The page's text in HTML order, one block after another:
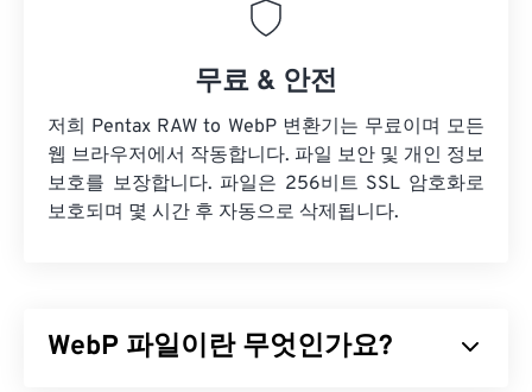
무료 & 안전
저희 Pentax RAW to WebP 변환기는 무료이며 모든
웹 브라우저에서 작동합니다. 파일 보안 및 개인 정보
보호를 보장합니다. 파일은 256비트 SSL 암호화로
보호되며 몇 시간 후 자동으로 삭제됩니다.
WebP 파일이란 무엇인가요?